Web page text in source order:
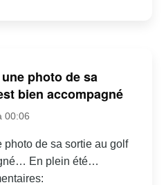
photo de sa
bien accompagné
00:06
photo de sa sortie au golf
En plein été…